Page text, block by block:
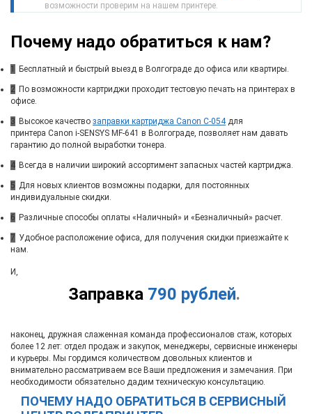
возможности проверим на нашем принтере.
Почему надо обратиться к нам?
1 Бесплатный и быстрый выезд в Волгограде до офиса или квартиры.
2 По возможности картриджи проходит тестовую печать на принтерах в
офисе.
3 Высокое качество заправки картриджа Canon C-054для
принтера Canon i-SENSYS MF-641 в Волгограде, позволяет нам давать
гарантию до полной выработки тонера.
4 Всегда в наличии широкий ассортимент запасных частей картриджа.
5 Для новых клиентов возможны подарки, для постоянных
индивидуальные скидки.
6 Различные способы оплаты «Наличный» и «Безналичный» расчет.
7 Удобное расположение офиса, для получения скидки приезжайте к
нам.
Заправка 790 рублей.
И,
наконец, дружная слаженная команда профессионалов стаж, которых
более 12 лет: отдел продаж и закупок, менеджеры, сервисные инженеры
и курьеры. Мы гордимся количеством довольных клиентов и
внимательно рассматриваем все Ваши предложения и замечания. При
необходимости обязательно дадим техническую консультацию.
ПОЧЕМУ НАДО ОБРАТИТЬСЯ В СЕРВИСНЫЙ